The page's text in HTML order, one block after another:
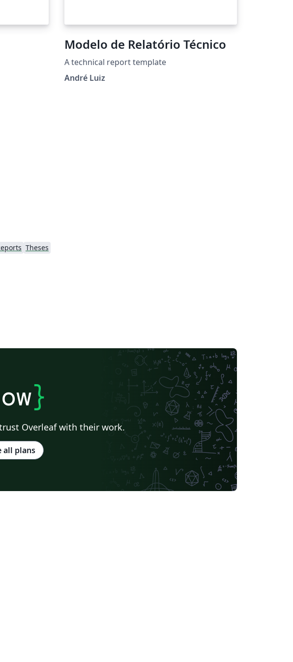
Modelo de Relatório Técnico
A technical report template
André Luiz
Theses
}
Overleaf with their work.
all plans